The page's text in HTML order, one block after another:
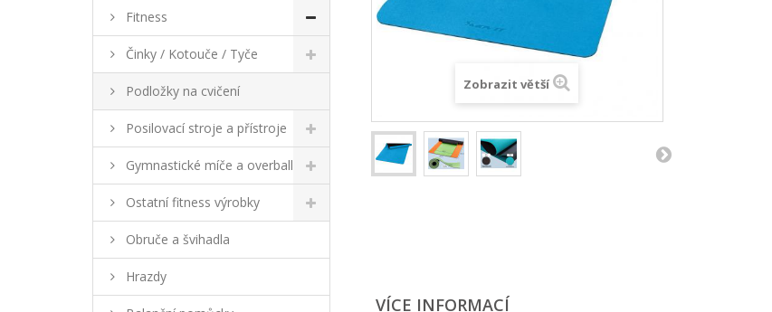
Fitness
Činky / Kotouče / Tyče
Podložky na cvičení
Posilovací stroje a přístroje
Gymnastické míče a overball
Ostatní fitness výrobky
Obruče a švihadla
Hrazdy
Zobrazit větší
VÍCE INFORMACÍ